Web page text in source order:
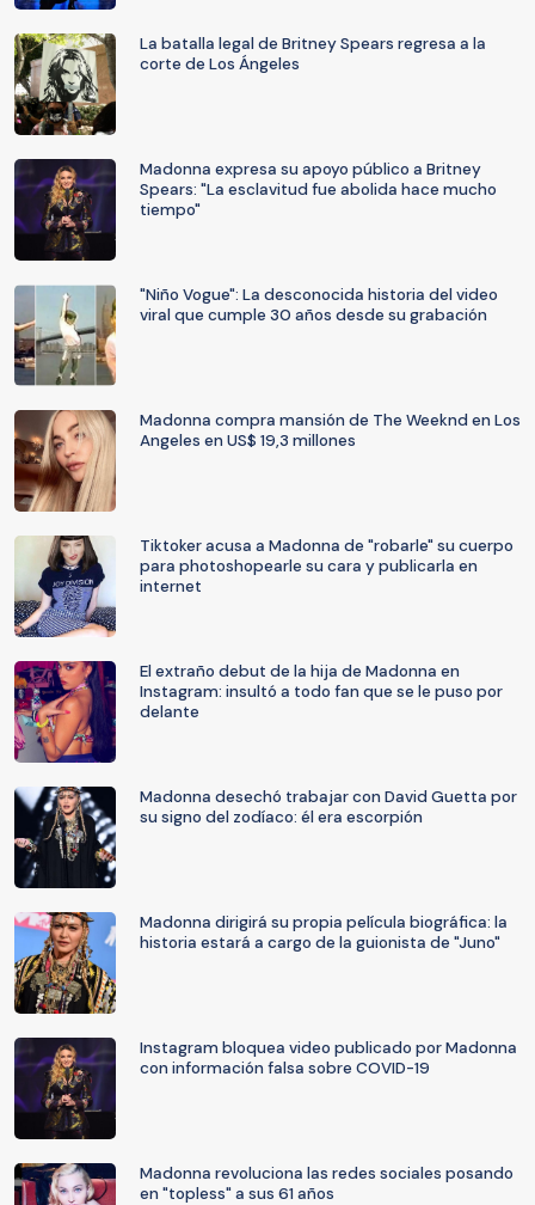
La batalla legal de Britney Spears regresa a la
corte de Los Ángeles
Madonna expresa su apoyo público a Britney
Spears: "La esclavitud fue abolida hace mucho
tiempo"
"Niño Vogue": La desconocida historia del video
viral que cumple 30 años desde su grabación
Madonna compra mansión de The Weeknd en Los
Angeles en US$ 19,3 millones
Tiktoker acusa a Madonna de "robarle" su cuerpo
para photoshopearle su cara y publicarla en
internet
El extraño debut de la hija de Madonna en
Instagram: insultó a todo fan que se le puso por
delante
Madonna desechó trabajar con David Guetta por
su signo del zodíaco: él era escorpión
Madonna dirigirá su propia película biográfica: la
historia estará a cargo de la guionista de "Juno"
Instagram bloquea video publicado por Madonna
con información falsa sobre COVID-19
Madonna revoluciona las redes sociales posando
en "topless" a sus 61 años